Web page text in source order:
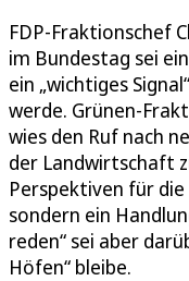
FDP-Fraktionschef
im Bundestag sei
ein „wichtiges
werde. Grünen-
wies den Ruf nach
der Landwirtschaft
Perspektiven für
sondern ein
reden“ sei aber
Höfen“ bleibe.